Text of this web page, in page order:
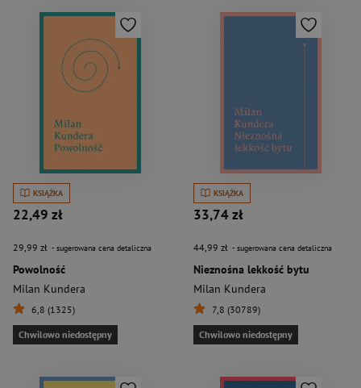
KSIĄŻKA
22,49 zł
29,99 zł - sugerowana cena detaliczna
Powolność
Milan Kundera
6,8 (1325)
Chwilowo niedostępny
KSIĄŻKA
33,74 zł
44,99 zł - sugerowana cena detaliczna
Nieznośna lekkość bytu
Milan Kundera
7,8 (30789)
Chwilowo niedostępny